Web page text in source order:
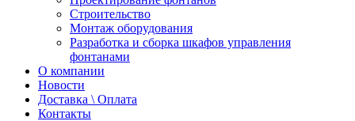
Строительство
Монтаж оборудования
Разработка и сборка шкафов управления
фонтанами
О компании
Новости
Доставка \ Оплата
Контакты